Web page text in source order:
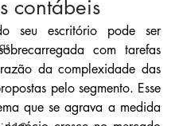
contábeis
seu escritório pode ser
com tarefas
da complexidade das
pelo segmento. Esse
que se agrava a medida